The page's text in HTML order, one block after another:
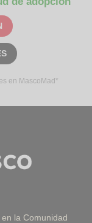
en MascoMad*
la Comunidad